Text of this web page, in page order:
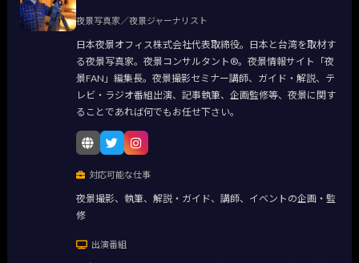
夜景写真家／夜景ジャーナリスト
日本夜景オフィス株式会社代表取締役。日本と台湾を取材す
る夜景写真家。夜景コンサルタント®。夜景情報サイト「夜
景FAN」編集長。夜景撮影セミナー講師、ガイド・解説、テ
レビ・ラジオ番組出演、記事執筆、企画監修等、夜景に関す
ることであれば何でもお任せ下さい。
対応可能な仕事
夜景撮影、執筆、解説・ガイド、講師、イベントの企画・監
修
出演番組